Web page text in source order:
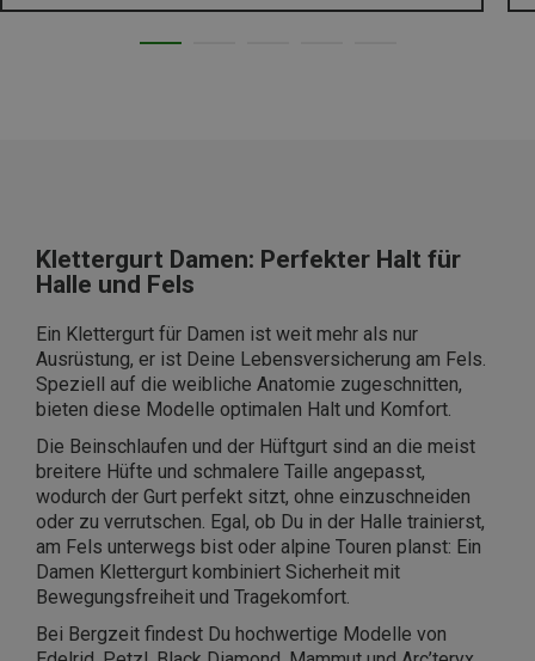
Klettergurt Damen: Perfekter Halt für
Halle und Fels
Ein Klettergurt für Damen ist weit mehr als nur
Ausrüstung, er ist Deine Lebensversicherung am Fels.
Speziell auf die weibliche Anatomie zugeschnitten,
bieten diese Modelle optimalen Halt und Komfort.
Die Beinschlaufen und der Hüftgurt sind an die meist
breitere Hüfte und schmalere Taille angepasst,
wodurch der Gurt perfekt sitzt, ohne einzuschneiden
oder zu verrutschen. Egal, ob Du in der Halle trainierst,
am Fels unterwegs bist oder alpine Touren planst: Ein
Damen Klettergurt kombiniert Sicherheit mit
Bewegungsfreiheit und Tragekomfort.
Bei Bergzeit findest Du hochwertige Modelle von